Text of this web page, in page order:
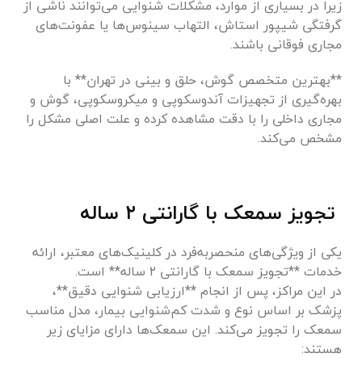
زیرا در بسیاری از موارد، مشکلات شنوایی می‌توانند ناشی از
گرفتگی شیپور استاش، التهاب سینوس‌ها یا عفونت‌های
مجاری فوقانی باشند.
**بهترین متخصص گوش، حلق و بینی در تهران** با
بهره‌گیری از تجهیزات آندوسکوپی و میکروسکوپی، گوش و
مجاری داخلی را با دقت مشاهده کرده و علت اصلی مشکل را
مشخص می‌کند.
تجویز سمعک با گارانتی ۲ ساله
یکی از ویژگی‌های منحصربه‌فرد در کلینیک‌های معتبر، ارائه
خدمات **تجویز سمعک با گارانتی ۲ ساله** است.
در این مراکز، پس از انجام **ارزیابی شنوایی دقیق**،
پزشک بر اساس نوع و شدت کم‌شنوایی بیمار، مدل مناسب
سمعک را تجویز می‌کند. این سمعک‌ها دارای مزایای زیر
هستند: